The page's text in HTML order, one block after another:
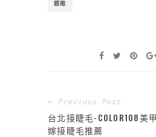
體雕
← Previous Post
台北接睫毛-COLOR108美
嫁接睫毛推薦